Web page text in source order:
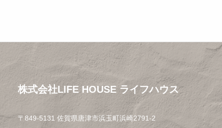
株式会社LIFE HOUSE ライフハウス
〒849-5131 佐賀県唐津市浜玉町浜崎2791-2